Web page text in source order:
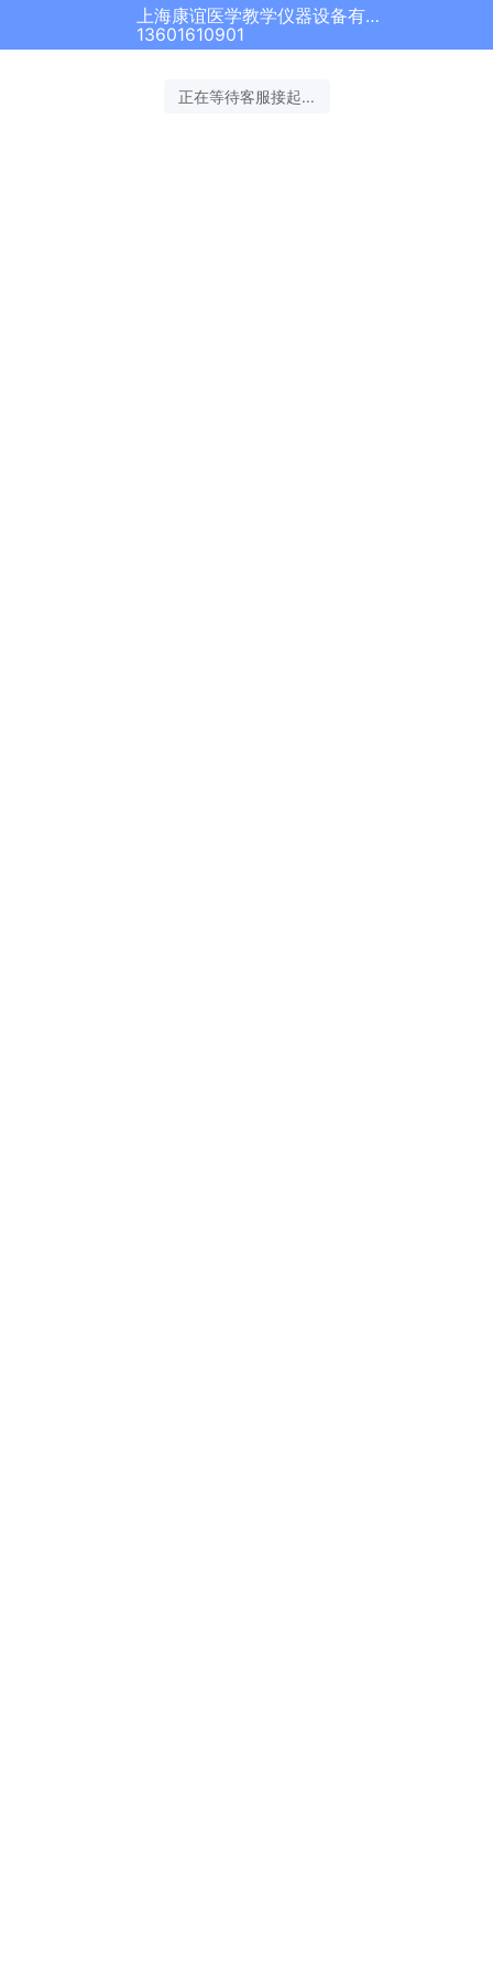
上海康谊医学教学仪器设备有限公司正在为您服务
13601610901
正在等待客服接起...